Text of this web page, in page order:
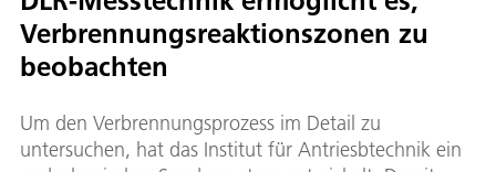
Verbrennungsreaktionszonen zu
beobachten
Um den Verbrennungsprozess im Detail zu
untersuchen, hat das Institut für Antriesbtechnik ein